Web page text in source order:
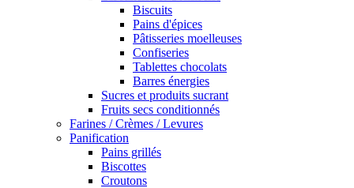
Biscuits
Pains d'épices
Pâtisseries moelleuses
Confiseries
Tablettes chocolats
Barres énergies
Sucres et produits sucrant
Fruits secs conditionnés
Farines / Crèmes / Levures
Panification
Pains grillés
Biscottes
Croutons